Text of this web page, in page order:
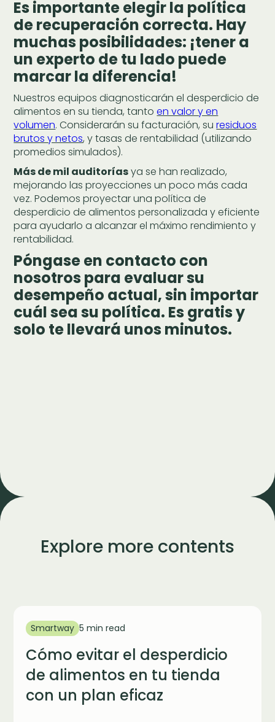
Es importante elegir la política
de recuperación correcta. Hay
muchas posibilidades: ¡tener a
un experto de tu lado puede
marcar la diferencia!
Nuestros equipos diagnosticarán el desperdicio de
alimentos en su tienda, tantoen valor y en
volumen. Considerarán su facturación, suresiduos
brutos y netos, y tasas de rentabilidad (utilizando
promedios simulados).
Más de mil auditoríasya se han realizado,
mejorando las proyecciones un poco más cada
vez. Podemos proyectar una política de
desperdicio de alimentos personalizada y eficiente
para ayudarlo a alcanzar el máximo rendimiento y
rentabilidad.
Póngase en contacto con
nosotros para evaluar su
desempeño actual, sin importar
cuál sea su política. Es gratis y
solo te llevará unos minutos.
Explore more contents
Smartway 5 min read
Cómo evitar el desperdicio
de alimentos en tu tienda
con un plan eficaz